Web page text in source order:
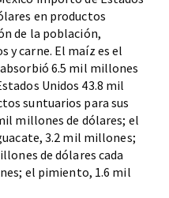
en productos
de la población,
y carne. El maíz es el
6.5 mil millones
Unidos 43.8 mil
suntuarios para sus
millones de dólares; el
3.2 mil millones;
de dólares cada
el pimiento, 1.6 mil